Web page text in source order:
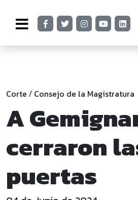
Corte / Consejo de la Magistratura
A
cerraron
puertas